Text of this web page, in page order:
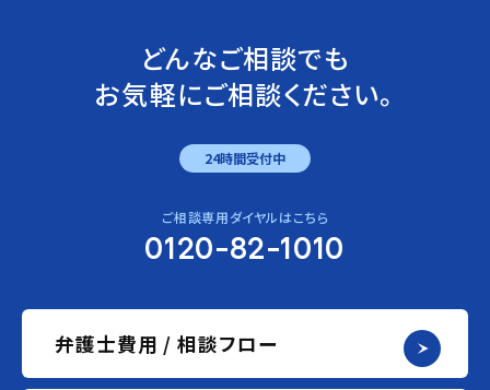
どんなご相談でも
お気軽にご相談ください。
24時間受付中
ご相談専用ダイヤルはこちら
0120-82-1010
弁護士費用 / 相談フロー